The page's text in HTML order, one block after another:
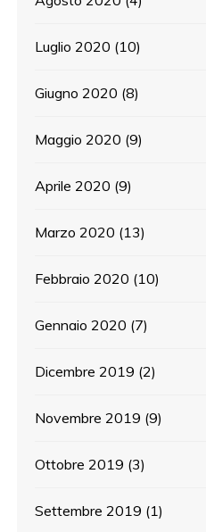
Luglio 2020 (10)
Giugno 2020 (8)
Maggio 2020 (9)
Aprile 2020 (9)
Marzo 2020 (13)
Febbraio 2020 (10)
Gennaio 2020 (7)
Dicembre 2019 (2)
Novembre 2019 (9)
Ottobre 2019 (3)
Settembre 2019 (1)